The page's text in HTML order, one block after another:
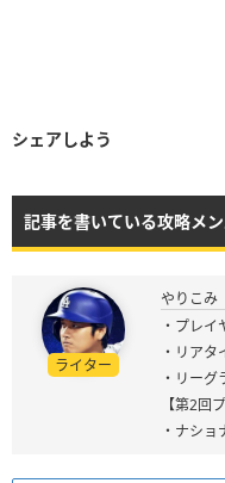
シェアしよう
記事を書いている攻略メ
ライター
やりこみ
・プレ
・リア
・リー
【第2回
・ナシ